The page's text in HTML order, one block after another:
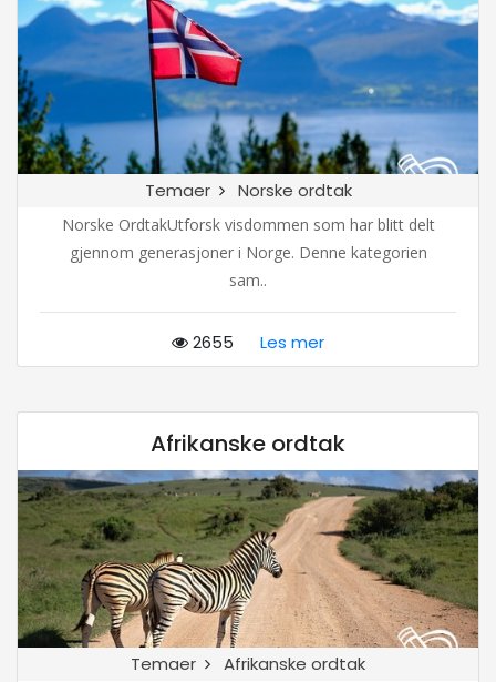
Temaer Norske ordtak
Norske OrdtakUtforsk visdommen som har blitt delt
gjennom generasjoner i Norge. Denne kategorien
sam..
2655 Les mer
Afrikanske ordtak
Temaer Afrikanske ordtak